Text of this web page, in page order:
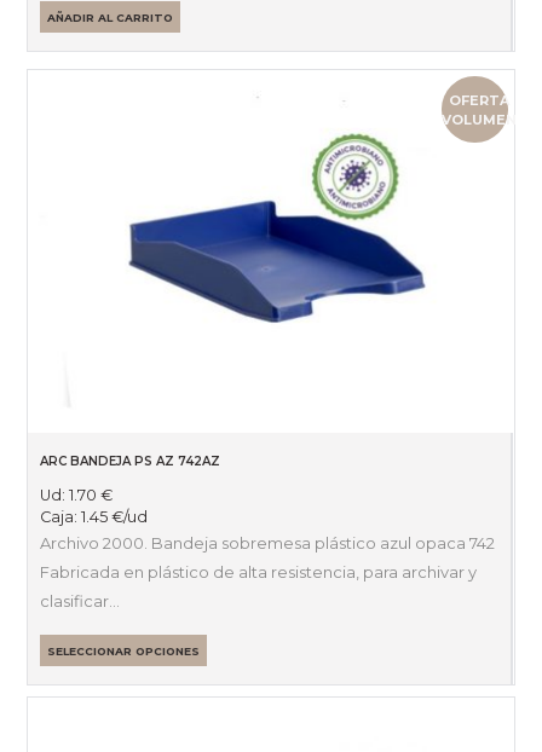
AÑADIR AL CARRITO
OFERTA
VOLUMEN
ARC BANDEJA PS AZ 742AZ
Ud:1.70€
Caja:1.45€/ud
Archivo 2000. Bandeja sobremesa plástico azul opaca 742
Fabricada en plástico de alta resistencia, para archivar y
clasificar…
SELECCIONAR OPCIONES